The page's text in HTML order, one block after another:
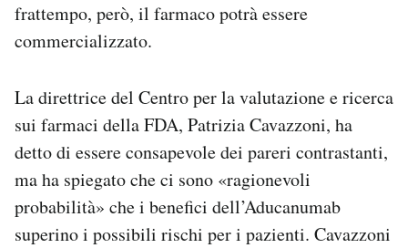
frattempo, però, il farmaco potrà essere
commercializzato.
La direttrice del Centro per la valutazione e ricerca
sui farmaci della FDA, Patrizia Cavazzoni, ha
detto di essere consapevole dei pareri contrastanti,
ma ha spiegato che ci sono «ragionevoli
probabilità» che i benefici dell’Aducanumab
superino i possibili rischi per i pazienti. Cavazzoni